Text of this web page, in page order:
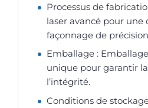
Processus de
laser avancé pour une
façonnage de
Emballage :
unique pour garantir
l’intégrité.
Conditions de